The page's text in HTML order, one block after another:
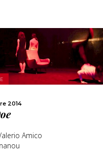
2014
Amico
SCOPRI DI PIÙ